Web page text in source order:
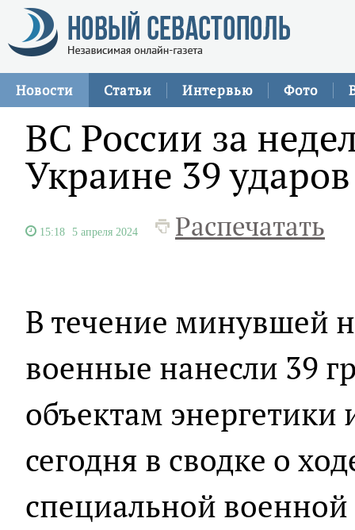
Новости Статьи Интервью Фото
ВС России за
Украине 39
15:18 5 апреля 2024 Распечатать
В течение минувшей
военные нанесли 39
объектам
сегодня в сводке о
специальной